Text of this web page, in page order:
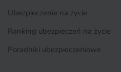
Ubezpieczenie na życie
Ranking ubezpieczeń na życie
Poradniki ubezpieczeniowe